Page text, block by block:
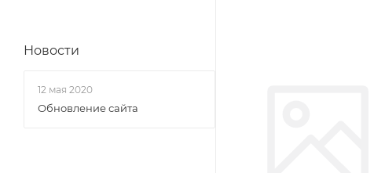
Новости
12 мая 2020
Обновление сайта